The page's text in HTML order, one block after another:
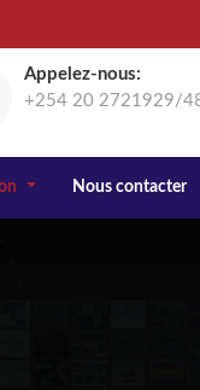
Appelez-nous:
+254 20 2721929/
Nous contacter